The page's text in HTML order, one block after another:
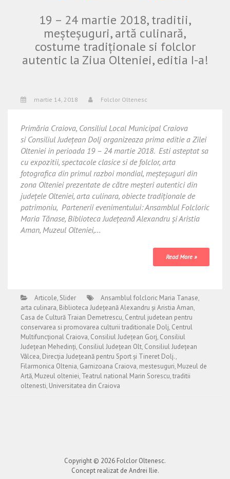
19 – 24 martie 2018, traditii,
meșteșuguri, artă culinară,
costume tradiționale si folclor
autentic la Ziua Olteniei, editia I-a!
martie 14, 2018 Folclor Oltenesc
Primăria Craiova, Consiliul Local Municipal Craiova
si Consiliul Județean Dolj organizeaza prima editie a Zilei
Olteniei in perioada 19 – 24 martie 2018. Esti asteptat sa
cu expozitii, spectacole clasice si de folclor, arta
fotografica din primul razboi mondial, meșteșuguri din
zona Olteniei prezentate de către meșteri autentici din
județele Olteniei, arta culinara, obiecte tradiționale de
patrimoniu, Partenerii evenimentului: Ansamblul Folcloric
Maria Tănase, Biblioteca Județeană Alexandru și Aristia
Aman, Muzeul Olteniei,…
Read More »
Articole, Slider Ansamblul folcloric Maria Tanase,
arta culinara, Biblioteca Județeană Alexandru și Aristia Aman,
Casa de Cultură Traian Demetrescu, Centrul judetean pentru
conservarea si promovarea culturii traditionale Dolj, Centrul
Multifuncțional Craiova, Consiliul Județean Gorj, Consiliul
Județean Mehedinți, Consiliul Județean Olt, Consiliul Județean
Vâlcea, Direcția Județeană pentru Sport și Tineret Dolj.,
Filarmonica Oltenia, Garnizoana Craiova, mestesuguri, Muzeul de
Artă, Muzeul olteniei, Teatrul national Marin Sorescu,traditii
oltenesti, Universitatea din Craiova
Copyright © 2026 Folclor Oltenesc.
Concept realizat de Andrei Ilie.